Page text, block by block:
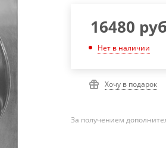
16480
Нет в наличии
Хочу в подарок
За получением